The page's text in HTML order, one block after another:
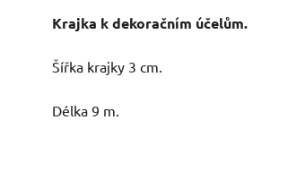
Krajka k dekoračním účelům.
Šířka krajky 3 cm.
Délka 9 m.